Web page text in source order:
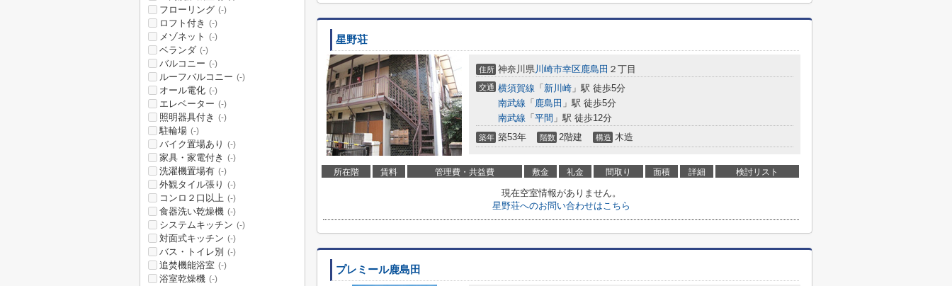
星野荘
住所 神奈川県川崎市幸区鹿島田 ２丁目
交通 横須賀線 「 新川崎 」駅 徒歩5分
南武線 「 鹿島田 」駅 徒歩5分
南武線 「 平間 」駅 徒歩12分
築年 築53年 階数 2階建 構造 木造
所在階 賃料 管理費・共益費 敷金 礼金 間取り 面積 詳細 検討リスト
現在空室情報がありません。
星野荘へのお問い合わせはこちら
プレミール鹿島田
フローリング (-)
ロフト付き (-)
メゾネット (-)
ベランダ (-)
バルコニー (-)
ルーフバルコニー (-)
オール電化 (-)
エレベーター (-)
照明器具付き (-)
駐輪場 (-)
バイク置場あり (-)
家具・家電付き (-)
洗濯機置場有 (-)
外観タイル張り (-)
コンロ２口以上 (-)
食器洗い乾燥機 (-)
システムキッチン (-)
対面式キッチン (-)
バス・トイレ別 (-)
追焚機能浴室 (-)
浴室乾燥機 (-)